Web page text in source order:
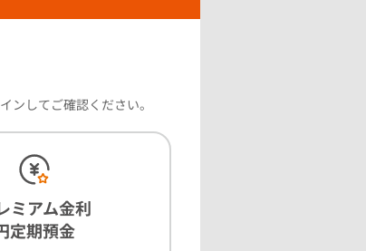
してご確認ください。
ミアム金利
定期預金